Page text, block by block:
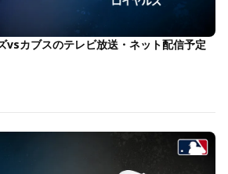
vsカブスのテレビ放送・ネット配信予定